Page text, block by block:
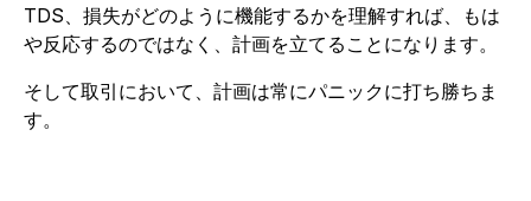
TDS、損失がどのように機能するかを理解すれば、もは
や反応するのではなく、計画を立てることになります。
そして取引において、計画は常にパニックに打ち勝ちま
す。